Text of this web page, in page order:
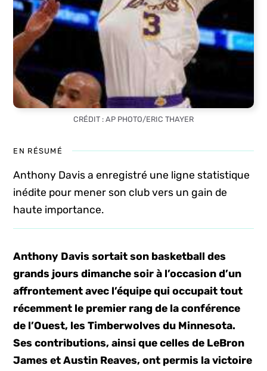
CRÉDIT : AP PHOTO/ERIC THAYER
EN RÉSUMÉ
Anthony Davis a enregistré une ligne statistique
inédite pour mener son club vers un gain de
haute importance.
Anthony Davis sortait son basketball des
grands jours dimanche soir à l’occasion d’un
affrontement avec l’équipe qui occupait tout
récemment le premier rang de la conférence
de l’Ouest, les Timberwolves du Minnesota.
Ses contributions, ainsi que celles de LeBron
James et Austin Reaves, ont permis la victoire